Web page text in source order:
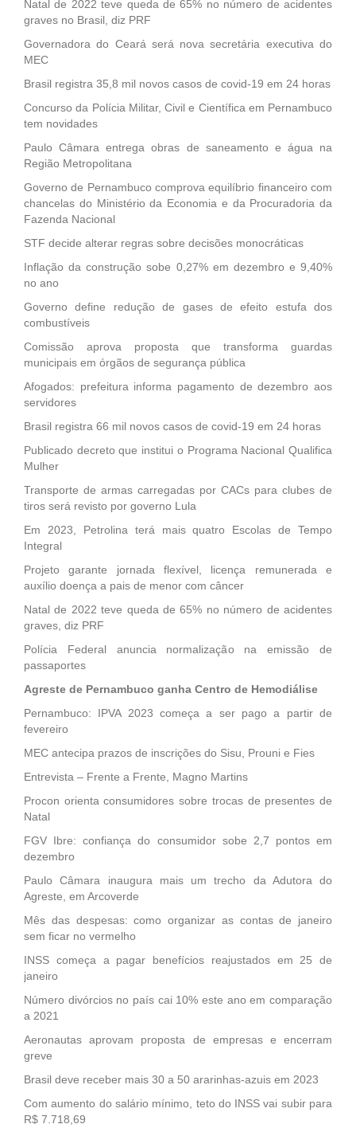
Natal de 2022 teve queda de 65% no número de acidentes
graves no Brasil, diz PRF
Governadora do Ceará será nova secretária executiva do
MEC
Brasil registra 35,8 mil novos casos de covid-19 em 24 horas
Concurso da Polícia Militar, Civil e Científica em Pernambuco
tem novidades
Paulo Câmara entrega obras de saneamento e água na
Região Metropolitana
Governo de Pernambuco comprova equilíbrio financeiro com
chancelas do Ministério da Economia e da Procuradoria da
Fazenda Nacional
STF decide alterar regras sobre decisões monocráticas
Inflação da construção sobe 0,27% em dezembro e 9,40%
no ano
Governo define redução de gases de efeito estufa dos
combustíveis
Comissão aprova proposta que transforma guardas
municipais em órgãos de segurança pública
Afogados: prefeitura informa pagamento de dezembro aos
servidores
Brasil registra 66 mil novos casos de covid-19 em 24 horas
Publicado decreto que institui o Programa Nacional Qualifica
Mulher
Transporte de armas carregadas por CACs para clubes de
tiros será revisto por governo Lula
Em 2023, Petrolina terá mais quatro Escolas de Tempo
Integral
Projeto garante jornada flexível, licença remunerada e
auxílio doença a pais de menor com câncer
Natal de 2022 teve queda de 65% no número de acidentes
graves, diz PRF
Polícia Federal anuncia normalização na emissão de
passaportes
Agreste de Pernambuco ganha Centro de Hemodiálise
Pernambuco: IPVA 2023 começa a ser pago a partir de
fevereiro
MEC antecipa prazos de inscrições do Sisu, Prouni e Fies
Entrevista – Frente a Frente, Magno Martins
Procon orienta consumidores sobre trocas de presentes de
Natal
FGV Ibre: confiança do consumidor sobe 2,7 pontos em
dezembro
Paulo Câmara inaugura mais um trecho da Adutora do
Agreste, em Arcoverde
Mês das despesas: como organizar as contas de janeiro
sem ficar no vermelho
INSS começa a pagar benefícios reajustados em 25 de
janeiro
Número divórcios no país cai 10% este ano em comparação
a 2021
Aeronautas aprovam proposta de empresas e encerram
greve
Brasil deve receber mais 30 a 50 ararinhas-azuis em 2023
Com aumento do salário mínimo, teto do INSS vai subir para
R$ 7.718,69